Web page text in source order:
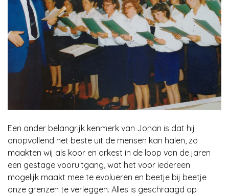
Een ander belangrijk kenmerk van Johan is dat hij
onopvallend het beste uit de mensen kan halen, zo
maakten wij als koor en orkest in de loop van de jaren
een gestage vooruitgang, wat het voor iedereen
mogelijk maakt mee te evolueren en beetje bij beetje
onze grenzen te verleggen. Alles is geschraagd op